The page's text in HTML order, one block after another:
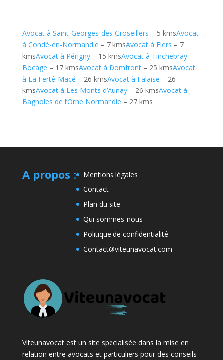
Avocat à Saint-Georges-des-Groseillers – 5 kmsAvocat
à Condé-en-Normandie – 7 kmsAvocat à Flers – 7
kmsAvocat à Périgny– 15 kmsAvocat à Tinchebray-
Bocage – 17 kmsAvocat à Domfront– 25 kmsAvocat
à La Ferté-Macé – 26 kmsAvocat à Falaise – 26
kmsAvocat à Les Monts d’Aunay– 26 kmsAvocat à
Bagnoles de l’Orne Normandie – 27 kms
A propos :
Mentions légales
Contact
Plan du site
Qui sommes-nous
Politique de confidentialité
Contact@viteunavocat.com
Viteunavocat est un site spécialisée dans la mise en
relation entre avocats et particuliers pour des conseils